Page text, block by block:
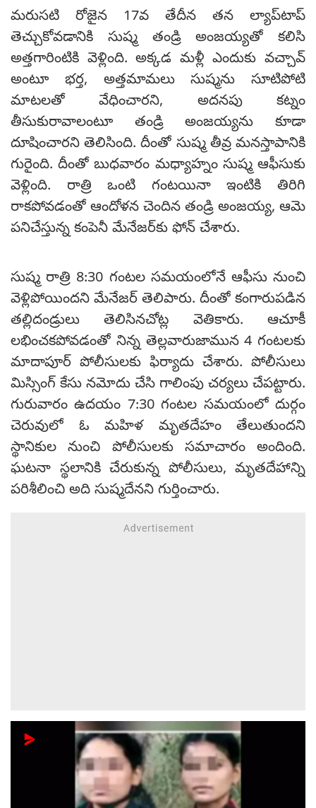
మరుసటి రోజైన 17వ తేదీన తన ల్యాప్‌టాప్‌
తెచ్చుకోవడానికి సుష్మ తండ్రి అంజయ్యతో కలిసి
అత్తగారింటికి వెళ్లింది. అక్కడ మళ్లీ ఎందుకు వచ్చావ్
అంటూ భర్త, అత్తమామలు సుష్మను సూటిపోటి
మాటలతో వేధించారని, అదనపు కట్నం
తీసుకురావాలంటూ తండ్రి అంజయ్యను కూడా
దూషించారని తెలిసింది. దీంతో సుష్మ తీవ్ర మనస్తాపానికి
గురైంది. దీంతో బుధవారం మధ్యాహ్నం సుష్మ ఆఫీసుకు
వెళ్లింది. రాత్రి ఒంటి గంటయినా ఇంటికి తిరిగి
రాకపోవడంతో ఆందోళన చెందిన తండ్రి అంజయ్య, ఆమె
పనిచేస్తున్న కంపెనీ మేనేజర్‌కు ఫోన్ చేశారు.
సుష్మ రాత్రి 8:30 గంటల సమయంలోనే ఆఫీసు నుంచి
వెళ్లిపోయిందని మేనేజర్ తెలిపారు. దీంతో కంగారుపడిన
తల్లిదండ్రులు తెలిసినచోట్ల వెతికారు. ఆచూకీ
లభించకపోవడంతో నిన్న తెల్లవారుజామున 4 గంటలకు
మాదాపూర్ పోలీసులకు ఫిర్యాదు చేశారు. పోలీసులు
మిస్సింగ్ కేసు నమోదు చేసి గాలింపు చర్యలు చేపట్టారు.
గురువారం ఉదయం 7:30 గంటల సమయంలో దుర్గం
చెరువులో ఓ మహిళ మృతదేహం తేలుతుందని
స్థానికుల నుంచి పోలీసులకు సమాచారం అందింది.
ఘటనా స్థలానికి చేరుకున్న పోలీసులు, మృతదేహాన్ని
పరిశీలించి అది సుష్మదేనని గుర్తించారు.